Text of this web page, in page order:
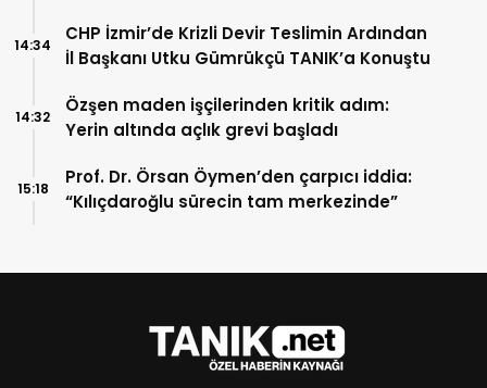
CHP İzmir’de Krizli Devir Teslimin Ardından
İl Başkanı Utku Gümrükçü TANIK’a Konuştu
14:34
Özşen maden işçilerinden kritik adım:
Yerin altında açlık grevi başladı
14:32
Prof. Dr. Örsan Öymen’den çarpıcı iddia:
“Kılıçdaroğlu sürecin tam merkezinde”
15:18